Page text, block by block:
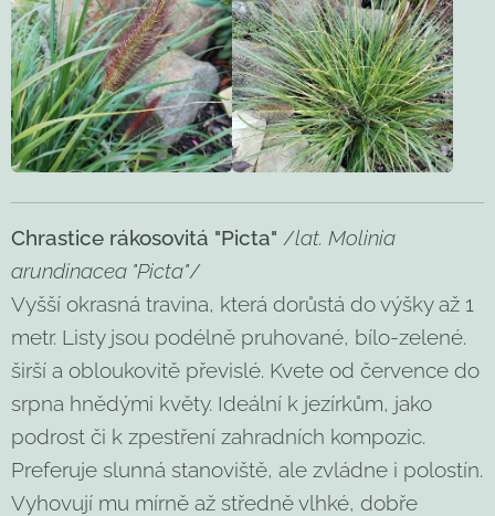
Chrastice rákosovitá "Picta" /lat. Molinia
arundinacea "Picta"/
Vyšší okrasná travina, která dorůstá do výšky až 1
metr. Listy jsou podélně pruhované, bílo-zelené.
širší a obloukovitě převislé. Kvete od července do
srpna hnědými květy. Ideální k jezírkům, jako
podrost či k zpestření zahradních kompozic.
Preferuje slunná stanoviště, ale zvládne i polostín.
Vyhovují mu mírně až středně vlhké, dobře